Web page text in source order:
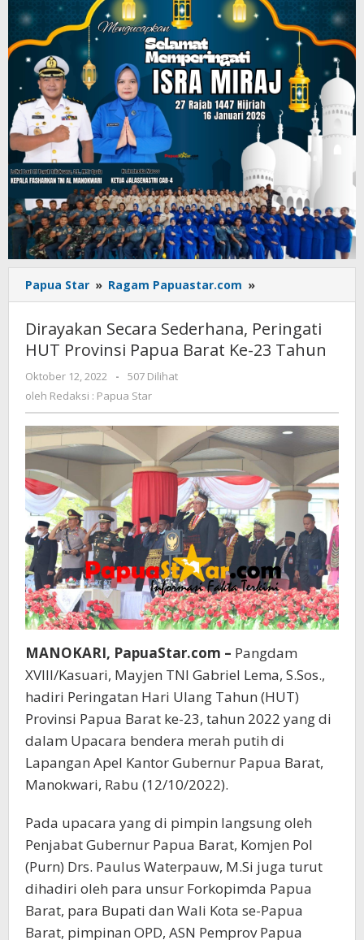
Papua Star » Ragam Papuastar.com »
Secara
Peringati
HUT
23
Tahun
Dirayakan Secara Sederhana, Peringati
HUT Provinsi Papua Barat Ke-23 Tahun
Oktober 12, 2022
oleh
Redaksi
Star
-
507 Dilihat
oleh Redaksi : Papua Star
MANOKARI, PapuaStar.com – Pangdam
XVIII/Kasuari, Mayjen TNI Gabriel Lema, S.Sos.,
hadiri Peringatan Hari Ulang Tahun (HUT)
Provinsi Papua Barat ke-23, tahun 2022 yang di
dalam Upacara bendera merah putih di
Lapangan Apel Kantor Gubernur Papua Barat,
Manokwari, Rabu (12/10/2022).
Pada upacara yang di pimpin langsung oleh
Penjabat Gubernur Papua Barat, Komjen Pol
(Purn) Drs. Paulus Waterpauw, M.Si juga turut
dihadiri oleh para unsur Forkopimda Papua
Barat, para Bupati dan Wali Kota se-Papua
Barat, pimpinan OPD, ASN Pemprov Papua